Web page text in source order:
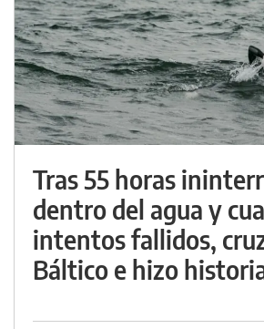
Tras 55 horas
dentro del agua y
intentos fallidos,
Báltico e hizo